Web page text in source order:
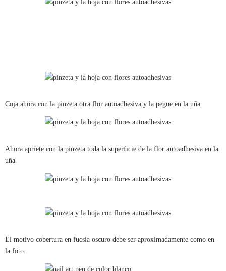
Coja ahora con la pinzeta otra flor autoadhesiva y la pegue en la uña.
Ahora apriete con la pinzeta toda la superficie de la flor autoadhesiva en la
uña.
El motivo cobertura en fucsia oscuro debe ser aproximadamente como en
la foto.